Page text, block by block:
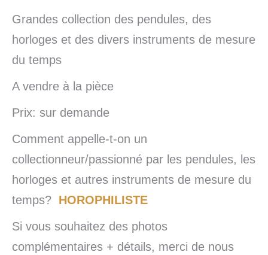
Grandes collection des pendules, des
horloges et des divers instruments de mesure
du temps
A vendre à la pièce
Prix: sur demande
Comment appelle-t-on un
collectionneur/passionné par les pendules, les
horloges et autres instruments de mesure du
temps? HOROPHILISTE
Si vous souhaitez des photos
complémentaires + détails, merci de nous